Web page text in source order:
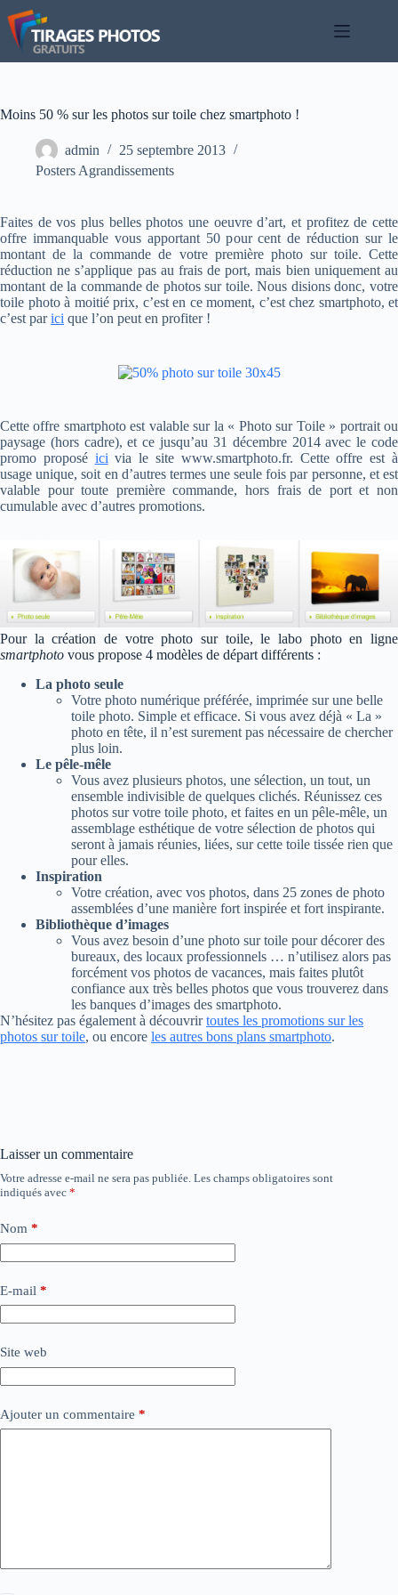
Passer
au
contenu
Moins 50 % sur les photos sur toile chez smartphoto !
admin
25 septembre 2013
Posters Agrandissements
Faites de vos plus belles photos une oeuvre d’art, et profitez de cette
offre immanquable vous apportant 50 pour cent de réduction sur le
montant de la commande de votre première photo sur toile. Cette
réduction ne s’applique pas au frais de port, mais bien uniquement au
montant de la commande de photos sur toile. Nous disions donc, votre
toile photo à moitié prix, c’est en ce moment, c’est chez smartphoto, et
c’est parici que l’on peut en profiter !
Cette offre smartphoto est valable sur la « Photo sur Toile » portrait ou
paysage (hors cadre), et ce jusqu’au 31 décembre 2014 avec le code
promo proposé ici via le site www.smartphoto.fr. Cette offre est à
usage unique, soit en d’autres termes une seule fois par personne, et est
valable pour toute première commande, hors frais de port et non
cumulable avec d’autres promotions.
Pour la création de votre photo sur toile, le labo photo en ligne
smartphoto vous propose 4 modèles de départ différents :
La photo seule
Votre photo numérique préférée, imprimée sur une belle
toile photo. Simple et efficace. Si vous avez déjà « La »
photo en tête, il n’est surement pas nécessaire de chercher
plus loin.
Le pêle-mêle
Vous avez plusieurs photos, une sélection, un tout, un
ensemble indivisible de quelques clichés. Réunissez ces
photos sur votre toile photo, et faites en un pêle-mêle, un
assemblage esthétique de votre sélection de photos qui
seront à jamais réunies, liées, sur cette toile tissée rien que
pour elles.
Inspiration
Votre création, avec vos photos, dans 25 zones de photo
assemblées d’une manière fort inspirée et fort inspirante.
Bibliothèque d’images
Vous avez besoin d’une photo sur toile pour décorer des
bureaux, des locaux professionnels … n’utilisez alors pas
forcément vos photos de vacances, mais faites plutôt
confiance aux très belles photos que vous trouverez dans
les banques d’images des smartphoto.
N’hésitez pas également à découvrirtoutes les promotions sur les
photos sur toile, ou encore les autres bons plans smartphoto.
Laisser un commentaire
Votre adresse e-mail ne sera pas publiée. Les champs obligatoires sont
indiqués avec *
Nom *
E-mail *
Site web
Ajouter un commentaire *